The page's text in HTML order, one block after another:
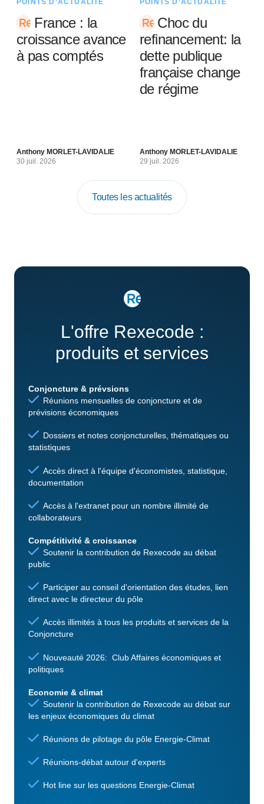
POINTS D’ACTUALITÉ
France : la
croissance avance
à pas comptés
Anthony MORLET-LAVIDALIE
30 juil. 2026
POINTS D’ACTUALITÉ
Choc du
refinancement: la
dette publique
française change
de régime
Anthony MORLET-LAVIDALIE
29 juil. 2026
Toutes les actualités
L'offre Rexecode :
produits et services
Conjoncture & prévsions
Réunions mensuelles de conjoncture et de
prévisions économiques
Dossiers et notes conjoncturelles, thématiques ou
statistiques
Accès direct à l'équipe d'économistes, statistique,
documentation
Accès à l'extranet pour un nombre illimité de
collaborateurs
Compétitivité & croissance
Soutenir la contribution de Rexecode au débat
public
Participer au conseil d'orientation des études, lien
direct avec le directeur du pôle
Accès illimités à tous les produits et services de la
Conjoncture
Nouveauté 2026: Club Affaires économiques et
politiques
Economie & climat
Soutenir la contribution de Rexecode au débat sur
les enjeux économiques du climat
Réunions de pilotage du pôle Energie-Climat
Réunions-débat autour d'experts
Hot line sur les questions Energie-Climat